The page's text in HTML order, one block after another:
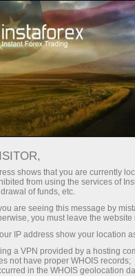
Campaigns
Monthly contest
prize pool of
month and
the largest
shows that you are currently
from using the services of
of funds, etc.
are seeing this message by
you must leave the
IP address show your location
a VPN provided by a hosting
not have proper WHOIS records;
in the WHOIS geolocation